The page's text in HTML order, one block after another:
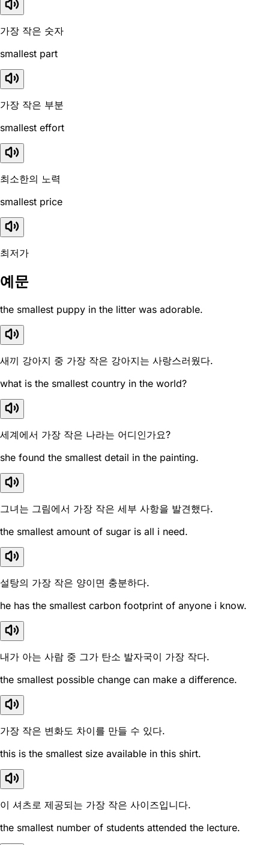
가장 작은 숫자
smallest part
가장 작은 부분
smallest effort
최소한의 노력
smallest price
최저가
예문
the smallest puppy in the litter was adorable.
새끼 강아지 중 가장 작은 강아지는 사랑스러웠다.
what is the smallest country in the world?
세계에서 가장 작은 나라는 어디인가요?
she found the smallest detail in the painting.
그녀는 그림에서 가장 작은 세부 사항을 발견했다.
the smallest amount of sugar is all i need.
설탕의 가장 작은 양이면 충분하다.
he has the smallest carbon footprint of anyone i know.
내가 아는 사람 중 그가 탄소 발자국이 가장 작다.
the smallest possible change can make a difference.
가장 작은 변화도 차이를 만들 수 있다.
this is the smallest size available in this shirt.
이 셔츠로 제공되는 가장 작은 사이즈입니다.
the smallest number of students attended the lecture.